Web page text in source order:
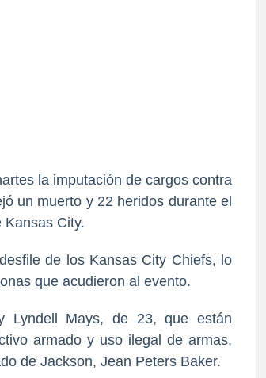
la imputación de cargos contra
un muerto y 22 heridos durante el
City.
de los Kansas City Chiefs, lo
que acudieron al evento.
Lyndell Mays, de 23, que están
armado y uso ilegal de armas,
de Jackson, Jean Peters Baker.